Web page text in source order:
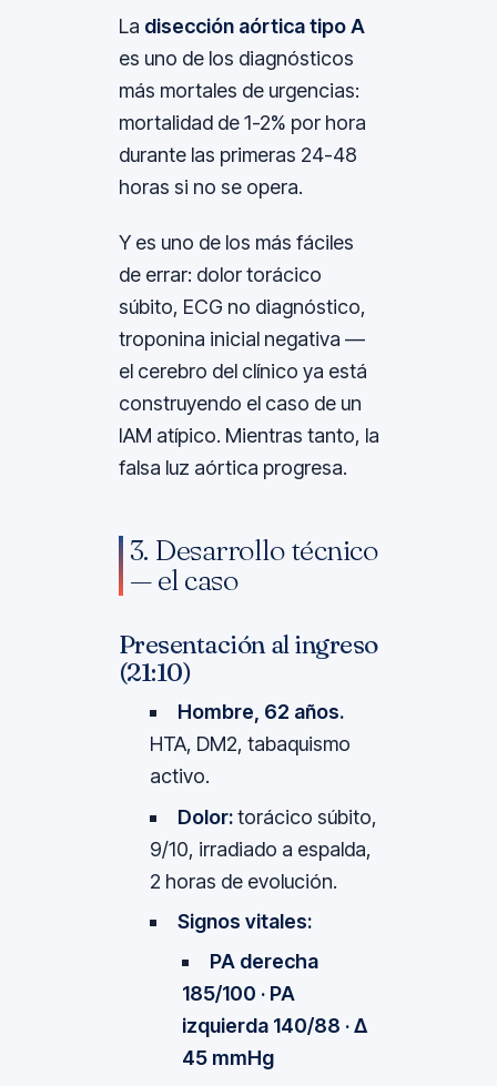
La disección aórtica tipo A
es uno de los diagnósticos
más mortales de urgencias:
mortalidad de 1-2% por hora
durante las primeras 24-48
horas si no se opera.
Y es uno de los más fáciles
de errar: dolor torácico
súbito, ECG no diagnóstico,
troponina inicial negativa —
el cerebro del clínico ya está
construyendo el caso de un
IAM atípico. Mientras tanto, la
falsa luz aórtica progresa.
3. Desarrollo técnico
— el caso
Presentación al ingreso
(21:10)
Hombre, 62 años.
HTA, DM2, tabaquismo
activo.
Dolor:torácico súbito,
9/10, irradiado a espalda,
2 horas de evolución.
Signos vitales:
PA derecha
185/100 · PA
izquierda 140/88 · Δ
45 mmHg